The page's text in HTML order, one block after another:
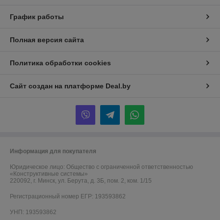
График работы
Полная версия сайта
Политика обработки cookies
Сайт создан на платформе Deal.by
Информация для покупателя
Юридическое лицо: Общество с ограниченной ответственностью
«Конструктивные системы»
220092, г. Минск, ул. Берута, д. 3Б, пом. 2, ком. 1/15
Регистрационный номер ЕГР: 193593862
УНП: 193593862